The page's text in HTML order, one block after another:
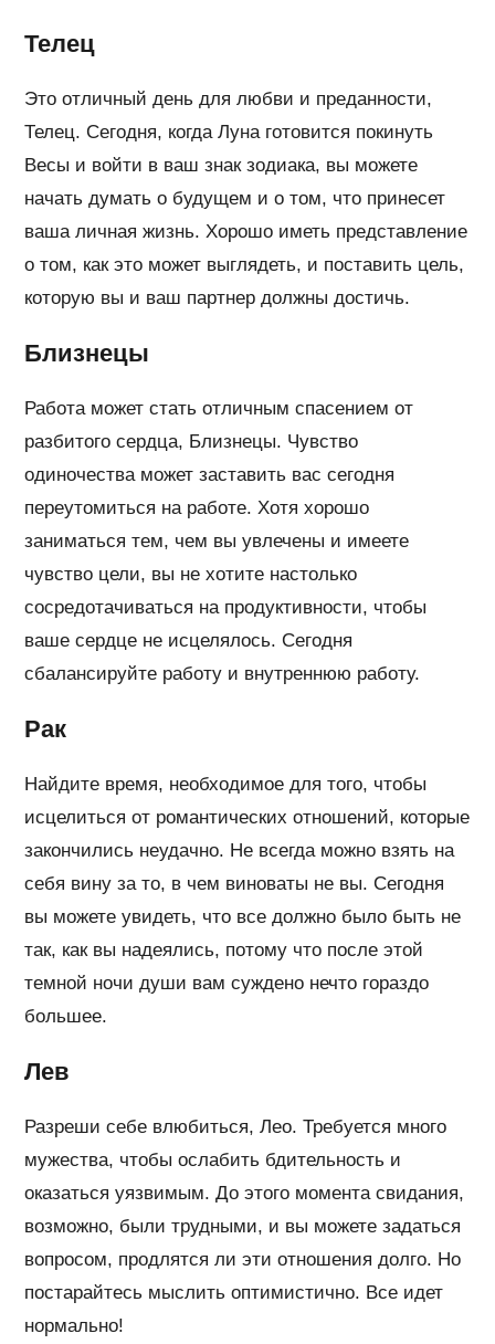
Телец
Это отличный день для любви и преданности,
Телец. Сегодня, когда Луна готовится покинуть
Весы и войти в ваш знак зодиака, вы можете
начать думать о будущем и о том, что принесет
ваша личная жизнь. Хорошо иметь представление
о том, как это может выглядеть, и поставить цель,
которую вы и ваш партнер должны достичь.
Близнецы
Работа может стать отличным спасением от
разбитого сердца, Близнецы. Чувство
одиночества может заставить вас сегодня
переутомиться на работе. Хотя хорошо
заниматься тем, чем вы увлечены и имеете
чувство цели, вы не хотите настолько
сосредотачиваться на продуктивности, чтобы
ваше сердце не исцелялось. Сегодня
сбалансируйте работу и внутреннюю работу.
Рак
Найдите время, необходимое для того, чтобы
исцелиться от романтических отношений, которые
закончились неудачно. Не всегда можно взять на
себя вину за то, в чем виноваты не вы. Сегодня
вы можете увидеть, что все должно было быть не
так, как вы надеялись, потому что после этой
темной ночи души вам суждено нечто гораздо
большее.
Лев
Разреши себе влюбиться, Лео. Требуется много
мужества, чтобы ослабить бдительность и
оказаться уязвимым. До этого момента свидания,
возможно, были трудными, и вы можете задаться
вопросом, продлятся ли эти отношения долго. Но
постарайтесь мыслить оптимистично. Все идет
нормально!